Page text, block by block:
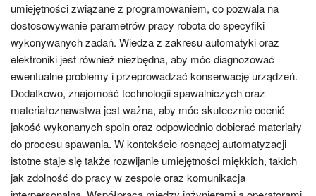
umiejętności związane z programowaniem, co pozwala na
dostosowywanie parametrów pracy robota do specyfiki
wykonywanych zadań. Wiedza z zakresu automatyki oraz
elektroniki jest również niezbędna, aby móc diagnozować
ewentualne problemy i przeprowadzać konserwację urządzeń.
Dodatkowo, znajomość technologii spawalniczych oraz
materiałoznawstwa jest ważna, aby móc skutecznie ocenić
jakość wykonanych spoin oraz odpowiednio dobierać materiały
do procesu spawania. W kontekście rosnącej automatyzacji
istotne staje się także rozwijanie umiejętności miękkich, takich
jak zdolność do pracy w zespole oraz komunikacja